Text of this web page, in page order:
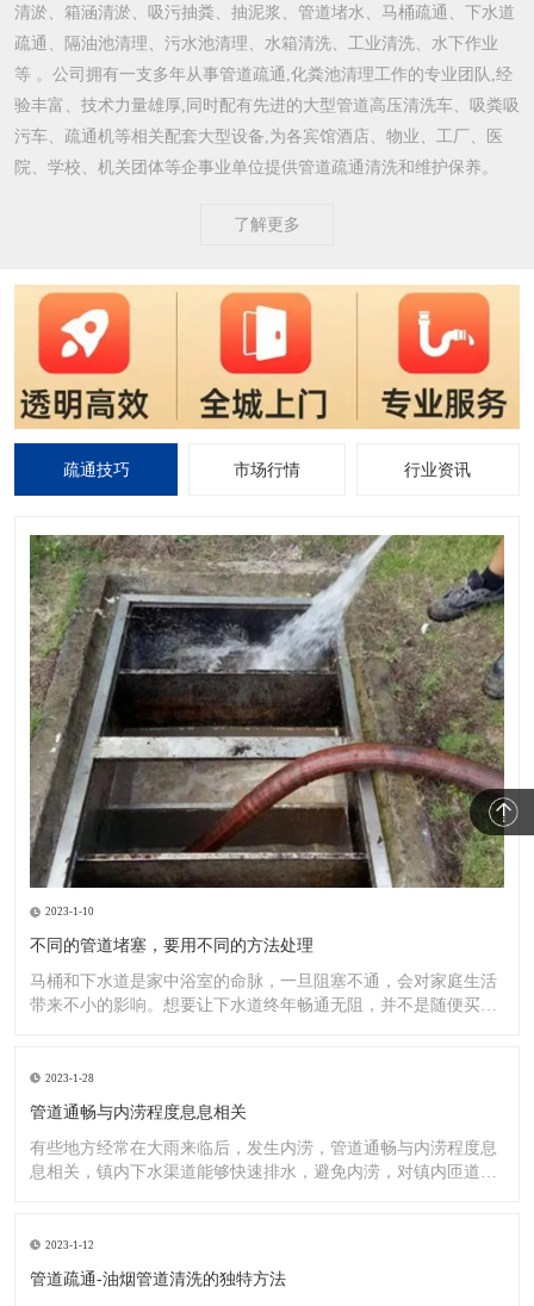
清淤、箱涵清淤、吸污抽粪、抽泥浆、管道堵水、马桶疏通、下水道
疏通、隔油池清理、污水池清理、水箱清洗、工业清洗、水下作业
等 。公司拥有一支多年从事管道疏通,化粪池清理工作的专业团队,经
验丰富、技术力量雄厚,同时配有先进的大型管道高压清洗车、吸粪吸
污车、疏通机等相关配套大型设备,为各宾馆酒店、物业、工厂、医
院、学校、机关团体等企事业单位提供管道疏通清洗和维护保养。
了解更多
疏通技巧 市场行情 行业资讯
2023-1-10
不同的管道堵塞，要用不同的方法处理
马桶和下水道是家中浴室的命脉，一旦阻塞不通，会对家庭生活
带来不小的影响。想要让下水道终年畅通无阻，并不是随便买一
2023-1-28
管道通畅与内涝程度息息相关
有些地方经常在大雨来临后，发生内涝，管道通畅与内涝程度息
息相关，镇内下水渠道能够快速排水，避免内涝，对镇内匝道、
2023-1-12
管道疏通-油烟管道清洗的独特方法